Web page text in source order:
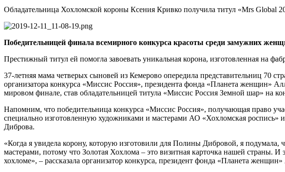
Обладательница Хохломской короны Ксения Кривко получила титул «Mrs Global
Победительницей финала всемирного конкурса красоты среди замужних
Престижный титул ей помогла завоевать уникальная корона, изготовленная на
37-летняя мама четверых сыновей из Кемерово опередила представительниц 70
организатора конкурса «Миссис Россия», президента фонда «Планета женщин»
мировом финале, став обладательницей титула «Миссис Россия Земной шар» на
Напомним, что победительница конкурса «Миссис Россия», получающая право
специально изготовленную художниками и мастерами АО «Хохломская
Диброва.
«Когда я увидела корону, которую изготовили для Полины Дибровой, я
мастерами, потому что Золотая Хохлома – это визитная карточка нашей страны.
хохломе», – рассказала организатор конкурса, президент фонда «Планета